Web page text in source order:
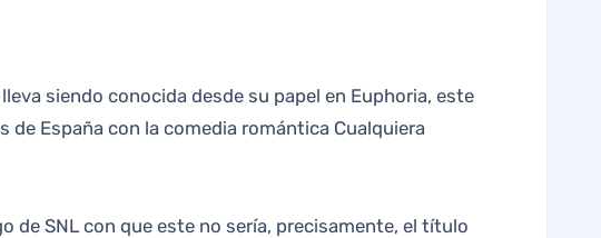
de España con la comedia romántica Cualquiera
de SNL con que este no sería, precisamente, el título